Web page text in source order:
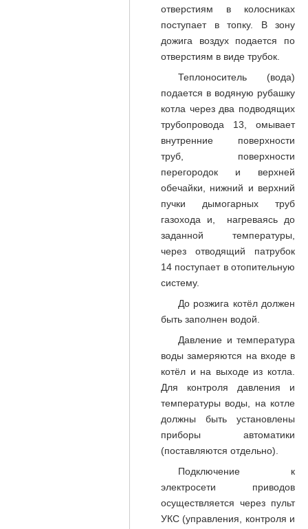
отверстиям в колосниках
поступает в топку. В зону
дожига воздух подается по
отверстиям в виде трубок.
Теплоноситель (вода)
подается в водяную рубашку
котла через два подводящих
трубопровода 13, омывает
внутренние поверхности
труб, поверхности
перегородок и верхней
обечайки, нижний и верхний
пучки дымогарных труб
газохода и, нагреваясь до
заданной температуры,
через отводящий патрубок
14 поступает в отопительную
систему.
До розжига котёл должен
быть заполнен водой.
Давление и температура
воды замеряются на входе в
котёл и на выходе из котла.
Для контроля давления и
температуры воды, на котле
должны быть установлены
приборы автоматики
(поставляются отдельно).
Подключение к
электросети приводов
осуществляется через пульт
УКС (управления, контроля и